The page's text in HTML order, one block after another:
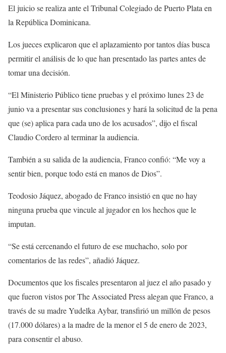
El juicio se realiza ante el Tribunal Colegiado de Puerto Plata en
la República Dominicana.
Los jueces explicaron que el aplazamiento por tantos días busca
permitir el análisis de lo que han presentado las partes antes de
tomar una decisión.
“El Ministerio Público tiene pruebas y el próximo lunes 23 de
junio va a presentar sus conclusiones y hará la solicitud de la pena
que (se) aplica para cada uno de los acusados”, dijo el fiscal
Claudio Cordero al terminar la audiencia.
También a su salida de la audiencia, Franco confió: “Me voy a
sentir bien, porque todo está en manos de Dios”.
Teodosio Jáquez, abogado de Franco insistió en que no hay
ninguna prueba que vincule al jugador en los hechos que le
imputan.
“Se está cercenando el futuro de ese muchacho, solo por
comentarios de las redes”, añadió Jáquez.
Documentos que los fiscales presentaron al juez el año pasado y
que fueron vistos por The Associated Press alegan que Franco, a
través de su madre Yudelka Aybar, transfirió un millón de pesos
(17.000 dólares) a la madre de la menor el 5 de enero de 2023,
para consentir el abuso.